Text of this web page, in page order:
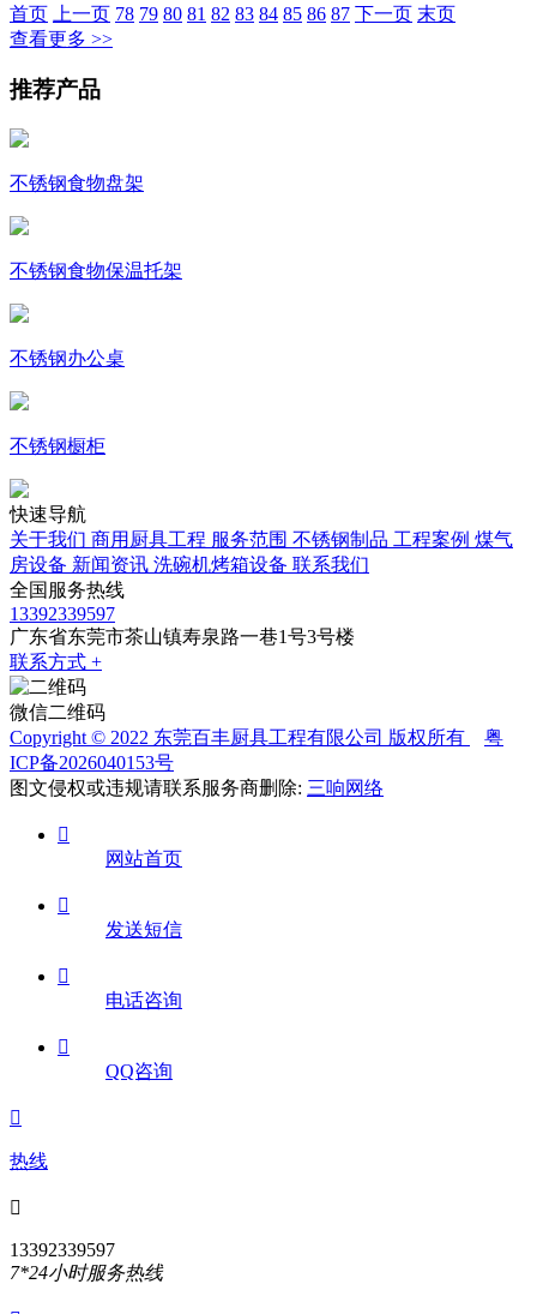
首页 上一页 78 79 80 81 82 83 84 85 86 87 下一页 末页
查看更多 >>
推荐产品
不锈钢食物盘架
不锈钢食物保温托架
不锈钢办公桌
不锈钢橱柜
快速导航
关于我们 商用厨具工程 服务范围 不锈钢制品 工程案例 煤气
房设备 新闻资讯 洗碗机烤箱设备 联系我们
全国服务热线
13392339597
广东省东莞市茶山镇寿泉路一巷1号3号楼
联系方式 +
微信二维码
Copyright © 2022 东莞百丰厨具工程有限公司 版权所有
粤
ICP备2026040153号
图文侵权或违规请联系服务商删除: 三响网络

网站首页

发送短信

电话咨询

QQ咨询

热线

13392339597
7*24小时服务热线